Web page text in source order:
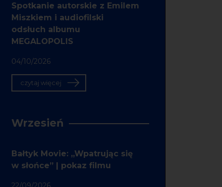
Spotkanie autorskie z Emilem
Miszkiem i audiofilski
odsłuch albumu
MEGALOPOLIS
04/10/2026
czytaj więcej
Wrzesień
Bałtyk Movie: „Wpatrując się
w słońce” | pokaz filmu